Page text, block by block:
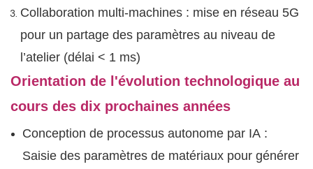
Collaboration multi-machines : mise en réseau 5G
pour un partage des paramètres au niveau de
l’atelier (délai < 1 ms)
Orientation de l'évolution technologique au
cours des dix prochaines années
Conception de processus autonome par IA :
Saisie des paramètres de matériaux pour générer